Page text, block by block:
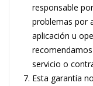
responsable
problemas por
aplicación u
servicio o
Esta garantía